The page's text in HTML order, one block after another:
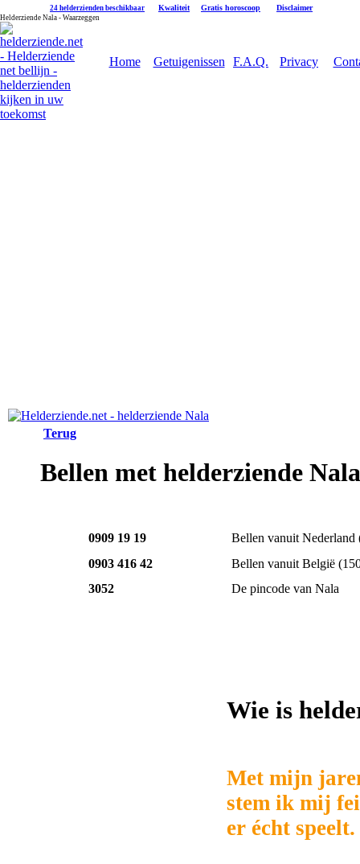
24 helderzienden beschikbaar Kwaliteit Gratis horoscoop Disclaimer
Helderziende Nala - Waarzeggen
Home Getuigenissen F.A.Q. Privacy
Terug
Bellen met helderziende Nala
0909 19 19 Bellen vanuit Nederland
0903 416 42
Bellen vanuit België
3052
De pincode van Nala
Wie is
Met mijn
stem ik mij
er écht speelt.